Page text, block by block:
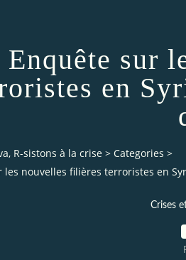
Enquête sur
en
R-sistons à la crise > Categories >
les nouvelles filières terroristes en
Crises